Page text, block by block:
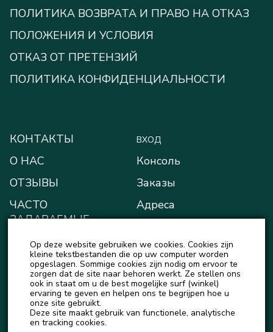
ПОЛИТИКА ВОЗВРАТА И ПРАВО НА ОТКАЗ
ПОЛОЖЕНИЯ И УСЛОВИЯ
ОТКАЗ ОТ ПРЕТЕНЗИЙ
ПОЛИТИКА КОНФИДЕНЦИАЛЬНОСТИ
КОНТАКТЫ
О НАС
ОТЗЫВЫ
ЧАСТО
ЗАДАВАЕМЫЕ
БЛОГ
НОВОСТИ
ВХОД
Консоль
Заказы
Адреса
Мой кошелёк
Детали учётной записи
Выход
Op deze website gebruiken we cookies. Cookies zijn
kleine tekstbestanden die op uw computer worden
opgeslagen. Sommige cookies zijn nodig om ervoor te
zorgen dat de site naar behoren werkt. Ze stellen ons
ook in staat om u de best mogelijke surf (winkel)
ervaring te geven en helpen ons te begrijpen hoe u
onze site gebruikt.
Deze site maakt gebruik van functionele, analytische
en tracking cookies.